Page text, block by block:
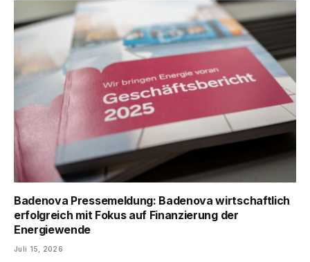
Badenova Pressemeldung: Badenova wirtschaftlich
erfolgreich mit Fokus auf Finanzierung der
Energiewende
Juli 15, 2026